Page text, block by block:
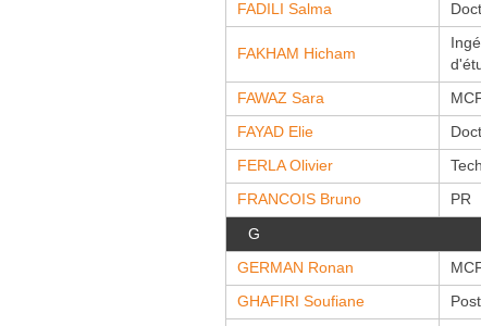
FADILI Salma
FAKHAM Hicham
FAWAZ Sara
FAYAD Elie
FERLA Olivier
FRANCOIS Bruno PR
G
GERMAN Ronan
GHAFIRI Soufiane